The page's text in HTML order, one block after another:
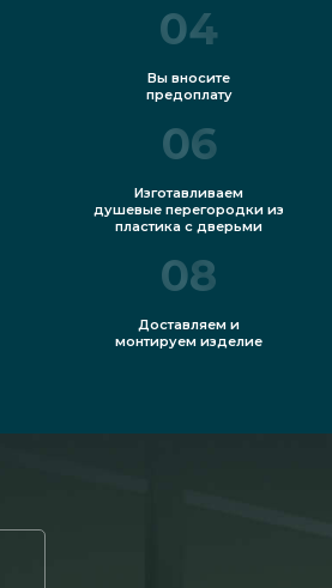
04
Вы вносите
предоплату
06
Изготавливаем
душевые перегородки из
пластика с дверьми
08
Доставляем и
монтируем изделие